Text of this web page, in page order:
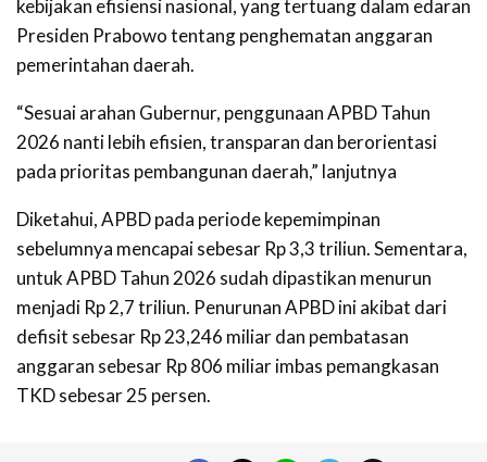
kebijakan efisiensi nasional, yang tertuang dalam edaran
Presiden Prabowo tentang penghematan anggaran
pemerintahan daerah.
“Sesuai arahan Gubernur, penggunaan APBD Tahun
2026 nanti lebih efisien, transparan dan berorientasi
pada prioritas pembangunan daerah,” lanjutnya
Diketahui, APBD pada periode kepemimpinan
sebelumnya mencapai sebesar Rp 3,3 triliun. Sementara,
untuk APBD Tahun 2026 sudah dipastikan menurun
menjadi Rp 2,7 triliun. Penurunan APBD ini akibat dari
defisit sebesar Rp 23,246 miliar dan pembatasan
anggaran sebesar Rp 806 miliar imbas pemangkasan
TKD sebesar 25 persen.